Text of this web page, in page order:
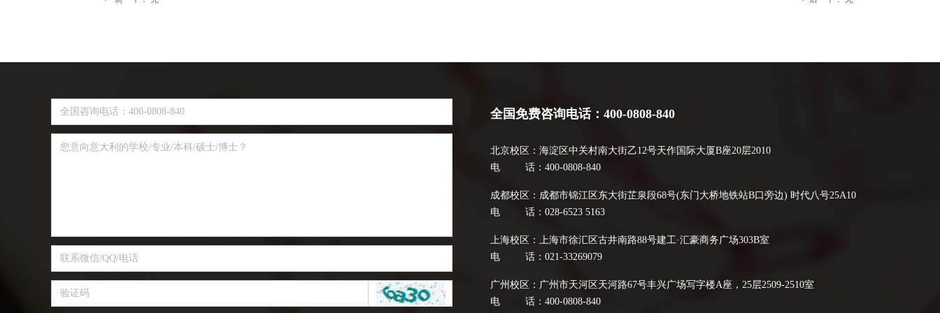
全国免费咨询电话：400-0808-840
北京校区：海淀区中关村南大街乙12号天作国际大厦B座20层2010
电 话：400-0808-840
成都校区：成都市锦江区东大街芷泉段68号(东门大桥地铁站B口旁边) 时代八号25A10
电 话：028-6523 5163
上海校区：上海市徐汇区古井南路88号建工·汇豪商务广场303B室
电 话：021-33269079
广州校区：广州市天河区天河路67号丰兴广场写字楼A座，25层2509-2510室
电 话：400-0808-840